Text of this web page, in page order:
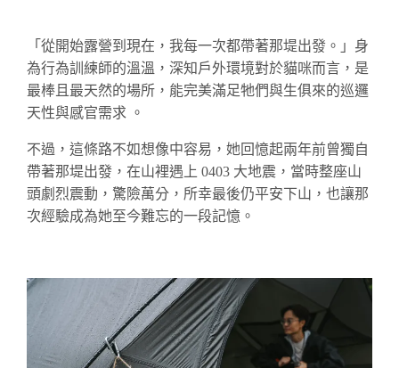
「從開始露營到現在，我每一次都帶著那堤出發。」身
為行為訓練師的溫溫，深知戶外環境對於貓咪而言，是
最棒且最天然的場所，能完美滿足牠們與生俱來的巡邏
天性與感官需求 。
不過，這條路不如想像中容易，她回憶起兩年前曾獨自
帶著那堤出發，在山裡遇上 0403 大地震，當時整座山
頭劇烈震動，驚險萬分，所幸最後仍平安下山，也讓那
次經驗成為她至今難忘的一段記憶。